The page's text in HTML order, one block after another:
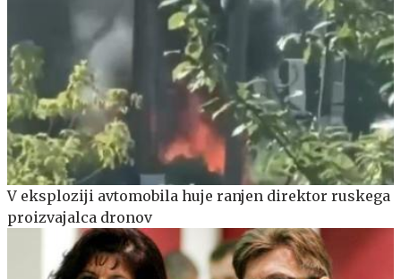
V eksploziji avtomobila huje ranjen direktor ruskega
proizvajalca dronov